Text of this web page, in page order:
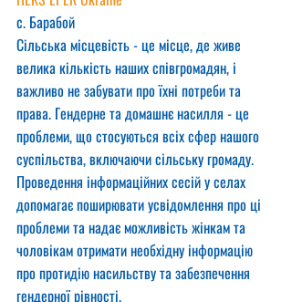
с. Барабой
Сільська місцевість - це місце, де живе
велика кількість наших співгромадян, і
важливо не забувати про їхні потреби та
права. Гендерне та домашнє насилля - це
проблеми, що стосуються всіх сфер нашого
суспільства, включаючи сільську громаду.
Проведення інформаційних сесій у селах
допомагає поширювати усвідомлення про ці
проблеми та надає можливість жінкам та
чоловікам отримати необхідну інформацію
про протидію насильству та забезпечення
гендерної рівності.